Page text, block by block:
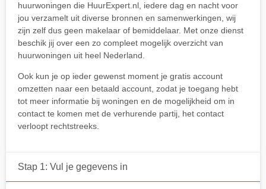
huurwoningen die HuurExpert.nl, iedere dag en nacht voor
jou verzamelt uit diverse bronnen en samenwerkingen, wij
zijn zelf dus geen makelaar of bemiddelaar. Met onze dienst
beschik jij over een zo compleet mogelijk overzicht van
huurwoningen uit heel Nederland.
Ook kun je op ieder gewenst moment je gratis account
omzetten naar een betaald account, zodat je toegang hebt
tot meer informatie bij woningen en de mogelijkheid om in
contact te komen met de verhurende partij, het contact
verloopt rechtstreeks.
Stap 1: Vul je gegevens in